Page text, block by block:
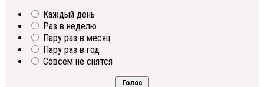
Каждый день
Раз в неделю
Пару раз в месяц
Пару раз в год
Совсем не снятся